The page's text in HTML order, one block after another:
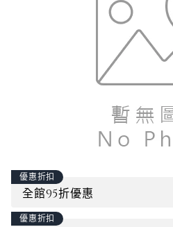
優惠折扣
全館95折優惠
優惠折扣